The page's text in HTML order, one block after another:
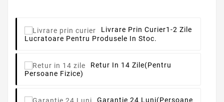
Livrare Prin Curier1-2 Zile
Lucratoare Pentru Produsele In Stoc.
Retur In 14 Zile(pentru
Persoane Fizice)
Garantie 24 Luni(persoane